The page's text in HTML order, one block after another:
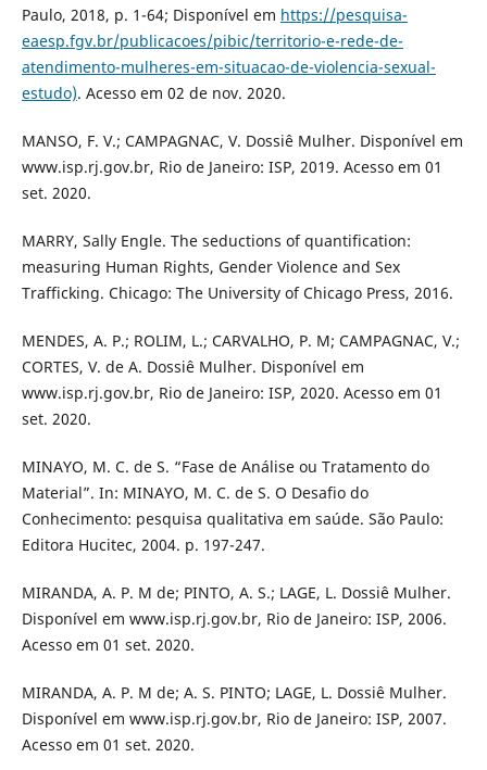
Paulo, 2018, p. 1-64; Disponível em https://pesquisa-
eaesp.fgv.br/publicacoes/pibic/territorio-e-rede-de-
atendimento-mulheres-em-situacao-de-violencia-sexual-
estudo). Acesso em 02 de nov. 2020.
MANSO, F. V.; CAMPAGNAC, V. Dossiê Mulher. Disponível em
www.isp.rj.gov.br, Rio de Janeiro: ISP, 2019. Acesso em 01
set. 2020.
MARRY, Sally Engle. The seductions of quantification:
measuring Human Rights, Gender Violence and Sex
Trafficking. Chicago: The University of Chicago Press, 2016.
MENDES, A. P.; ROLIM, L.; CARVALHO, P. M; CAMPAGNAC, V.;
CORTES, V. de A. Dossiê Mulher. Disponível em
www.isp.rj.gov.br, Rio de Janeiro: ISP, 2020. Acesso em 01
set. 2020.
MINAYO, M. C. de S. “Fase de Análise ou Tratamento do
Material”. In: MINAYO, M. C. de S. O Desafio do
Conhecimento: pesquisa qualitativa em saúde. São Paulo:
Editora Hucitec, 2004. p. 197-247.
MIRANDA, A. P. M de; PINTO, A. S.; LAGE, L. Dossiê Mulher.
Disponível em www.isp.rj.gov.br, Rio de Janeiro: ISP, 2006.
Acesso em 01 set. 2020.
MIRANDA, A. P. M de; A. S. PINTO; LAGE, L. Dossiê Mulher.
Disponível em www.isp.rj.gov.br, Rio de Janeiro: ISP, 2007.
Acesso em 01 set. 2020.